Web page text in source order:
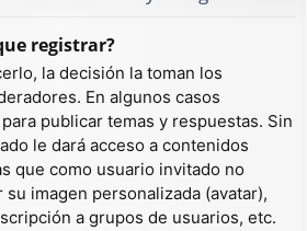
registrar?
la decisión la toman los
En algunos casos
publicar temas y respuestas. Sin
le dará acceso a contenidos
que como usuario invitado no
imagen personalizada (avatar),
a grupos de usuarios, etc.